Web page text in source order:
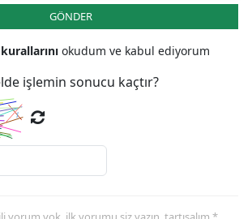
GÖNDER
okudum ve kabul ediyorum
işlemin sonucu kaçtır?